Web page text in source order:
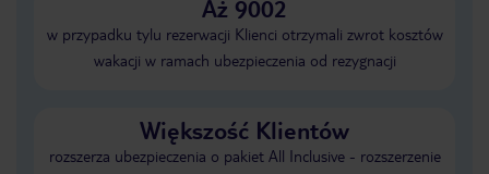
Aż 9002
w przypadku tylu rezerwacji Klienci otrzymali zwrot kosztów
wakacji w ramach ubezpieczenia od rezygnacji
Większość Klientów
rozszerza ubezpieczenia o pakiet All Inclusive - rozszerzenie